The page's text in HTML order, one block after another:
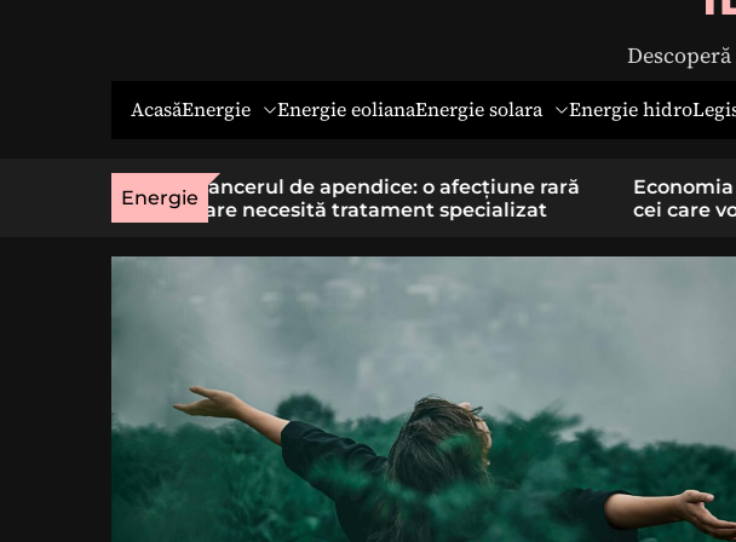
AcasăEnergie Energie eolianaEnergie solara Energie hidro
Energie
afecțiune rară
specializat
Economia socială: o cale cu sens pentru
cei care vor un loc de muncă stabil
Hernia